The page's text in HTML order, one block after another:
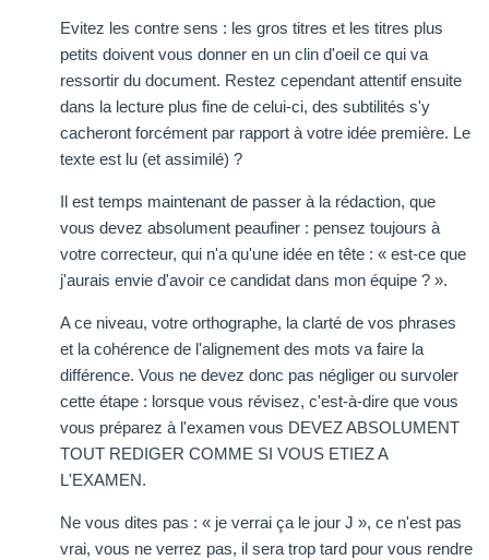
Evitez les contre sens : les gros titres et les titres plus
petits doivent vous donner en un clin d'oeil ce qui va
ressortir du document. Restez cependant attentif ensuite
dans la lecture plus fine de celui-ci, des subtilités s'y
cacheront forcément par rapport à votre idée première. Le
texte est lu (et assimilé) ?
Il est temps maintenant de passer à la rédaction, que
vous devez absolument peaufiner : pensez toujours à
votre correcteur, qui n'a qu'une idée en tête : « est-ce que
j'aurais envie d'avoir ce candidat dans mon équipe ? ».
A ce niveau, votre orthographe, la clarté de vos phrases
et la cohérence de l'alignement des mots va faire la
différence. Vous ne devez donc pas négliger ou survoler
cette étape : lorsque vous révisez, c'est-à-dire que vous
vous préparez à l'examen vous DEVEZ ABSOLUMENT
TOUT REDIGER COMME SI VOUS ETIEZ A
L'EXAMEN.
Ne vous dites pas : « je verrai ça le jour J », ce n'est pas
vrai, vous ne verrez pas, il sera trop tard pour vous rendre